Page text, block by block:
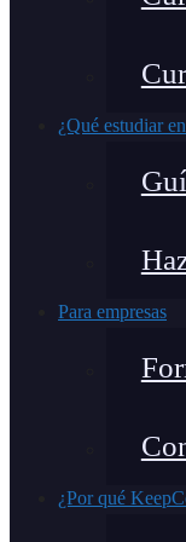
¿Qué estudiar
Para empresas
¿Por qué